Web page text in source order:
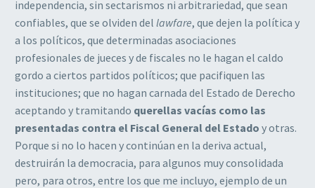
independencia, sin sectarismos ni arbitrariedad, que sean
confiables, que se olviden del lawfare, que dejen la política y
a los políticos, que determinadas asociaciones
profesionales de jueces y de fiscales no le hagan el caldo
gordo a ciertos partidos políticos; que pacifiquen las
instituciones; que no hagan carnada del Estado de Derecho
aceptando y tramitando querellas vacías como las
presentadas contra el Fiscal General del Estado y otras.
Porque si no lo hacen y continúan en la deriva actual,
destruirán la democracia, para algunos muy consolidada
pero, para otros, entre los que me incluyo, ejemplo de un